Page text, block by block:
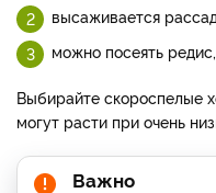
высаживается
можно посеять
Выбирайте скороспелые
могут расти при очень
Важно